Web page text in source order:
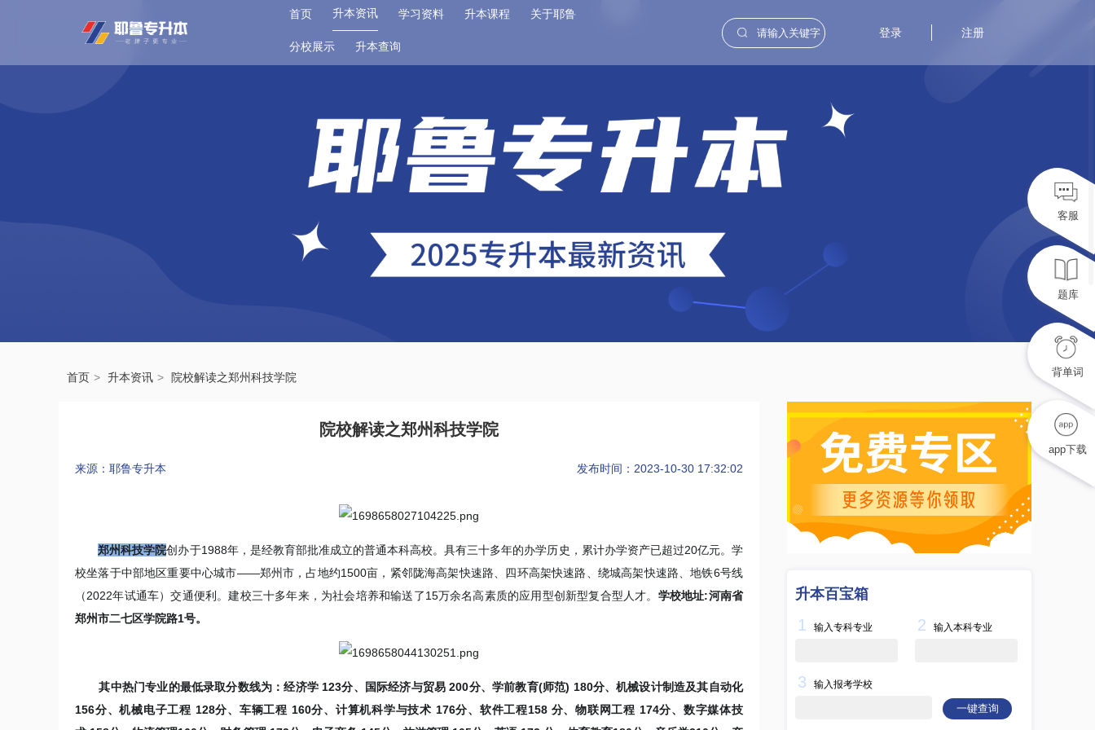
首页 升本资讯 学习资料 升本课程 关于耶鲁
分校展示 升本查询
登录 注册
首页 升本资讯 院校解读之郑州科技学院
院校解读之郑州科技学院
来源：耶鲁专升本 发布时间：2023-10-30 17:32:02
郑州科技学院创办于1988年，是经教育部批准成立的普通本科高校。具有三十多年的办学历史，累计办学资产已超过20亿元。学
校坐落于中部地区重要中心城市——郑州市，占地约1500亩，紧邻陇海高架快速路、四环高架快速路、绕城高架快速路、地铁6号线
（2022年试通车）交通便利。建校三十多年来，为社会培养和输送了15万余名高素质的应用型创新型复合型人才。 学校地址:河南省
郑州市二七区学院路1号。
其中热门专业的最低录取分数线为：经济学 123分、国际经济与贸易 200分、学前教育(师范) 180分、机械设计制造及其自动化
156分、机械电子工程 128分、车辆工程 160分、计算机科学与技术 176分、软件工程158 分、物联网工程 174分、数字媒体技
升本百宝箱
1 输入专科专业 2 输入本科专业
3 输入报考学校
一键查询
客服
题库
背单词
app下载